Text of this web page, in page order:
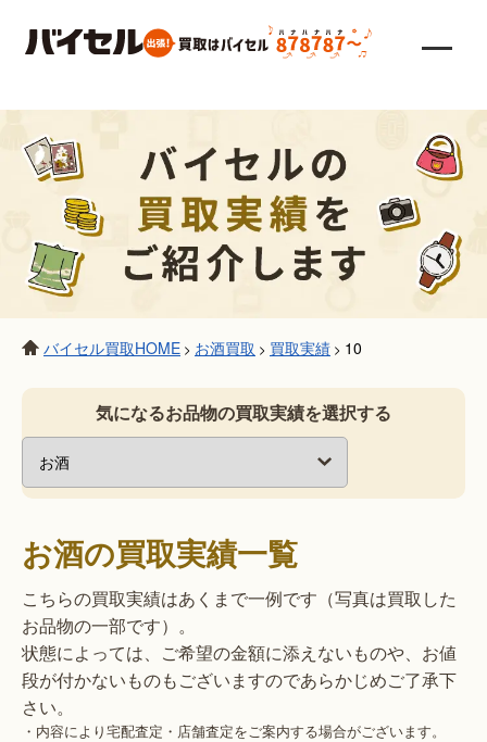
バイセル買取HOME > お酒買取 > 買取実績 > 10
気になるお品物の買取実績を選択する
お酒の買取実績一覧
こちらの買取実績はあくまで一例です（写真は買取した
お品物の一部です）。
状態によっては、ご希望の金額に添えないものや、お値
段が付かないものもございますのであらかじめご了承下
さい。
・内容により宅配査定・店舗査定をご案内する場合がございます。